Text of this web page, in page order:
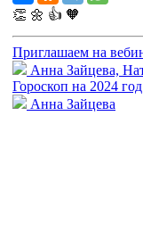
👏 🌼 👍 🧡
Приглашаем на
Анна Зайцева,
Гороскоп на 2024
Анна Зайцева